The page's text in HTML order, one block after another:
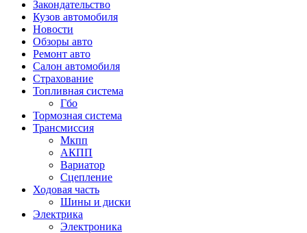
Закондательство
Кузов автомобиля
Новости
Обзоры авто
Ремонт авто
Салон автомобиля
Страхование
Топливная система
Гбо
Тормозная система
Трансмиссия
Мкпп
АКПП
Вариатор
Сцепление
Ходовая часть
Шины и диски
Электрика
Электроника